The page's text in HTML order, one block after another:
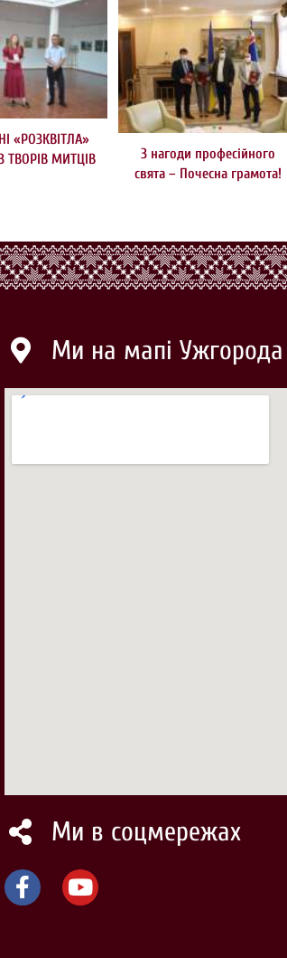
«РОЗКВІТЛА»
ТВОРІВ МИТЦІВ
З нагоди професійного
свята – Почесна грамота!
Ми на мапі Ужгорода
Ми в соцмережах